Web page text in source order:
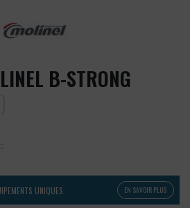
B-STRONG
UNIQUES EN SAVOIR PLUS